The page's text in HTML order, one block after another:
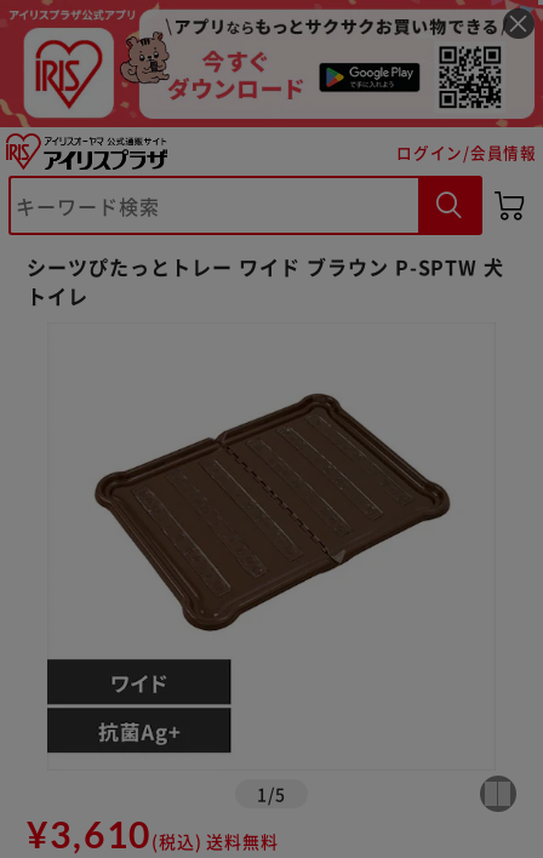
ログイン/会員情報
シーツぴたっとトレー ワイド ブラウン P-SPTW 犬
トイレ
1 /5
¥3,610(税込) 送料無料
購入手続きへ